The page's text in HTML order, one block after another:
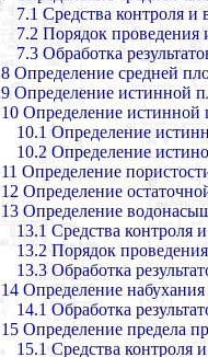
7.1 Средства контроля и
7.2 Порядок проведения
7.3 Обработка
8 Определение средней
9 Определение истинной
10 Определение истинной
10.1 Определение
10.2 Определение
11 Определение
12 Определение
13 Определение
13.1 Средства контроля
13.2 Порядок
13.3 Обработка
14 Определение набухания
14.1 Обработка
15 Определение предела
15.1 Средства контроля